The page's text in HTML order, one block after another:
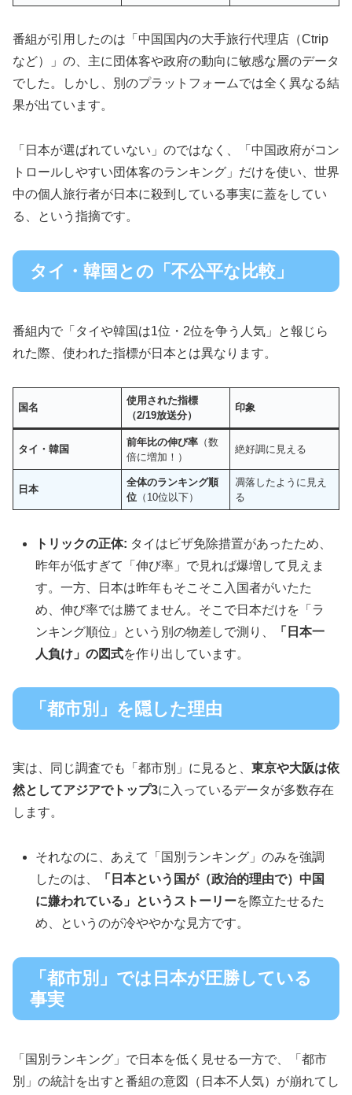
番組が引用したのは「中国国内の大手旅行代理店（Ctrip
など）」の、主に団体客や政府の動向に敏感な層のデータ
でした。しかし、別のプラットフォームでは全く異なる結
果が出ています。
「日本が選ばれていない」のではなく、「中国政府がコン
トロールしやすい団体客のランキング」だけを使い、世界
中の個人旅行者が日本に殺到している事実に蓋をしてい
る、という指摘です。
タイ・韓国との「不公平な比較」
番組内で「タイや韓国は1位・2位を争う人気」と報じら
れた際、使われた指標が日本とは異なります。
国名
使用された指標
（2/19放送分）
印象
タイ・韓国
前年比の伸び率 （数
倍に増加！）
絶好調に見える
日本
全体のランキング順
位 （10位以下）
凋落したように見え
る
トリックの正体: タイはビザ免除措置があったため、
昨年が低すぎて「伸び率」で見れば爆増して見えま
す。一方、日本は昨年もそこそこ入国者がいたた
め、伸び率では勝てません。そこで日本だけを「ラ
ンキング順位」という別の物差しで測り、
「日本一
人負け」の図式を作り出しています。
「都市別」を隠した理由
実は、同じ調査でも「都市別」に見ると、 東京や大阪は依
然としてアジアでトップ3に入っているデータが多数存在
します。
それなのに、あえて「国別ランキング」のみを強調
したのは、
「日本という国が（政治的理由で）中国
に嫌われている」というストーリーを際立たせるた
め、というのが冷ややかな見方です。
「都市別」では日本が圧勝している
事実
「国別ランキング」で日本を低く見せる一方で、「都市
別」の統計を出すと番組の意図（日本不人気）が崩れてし